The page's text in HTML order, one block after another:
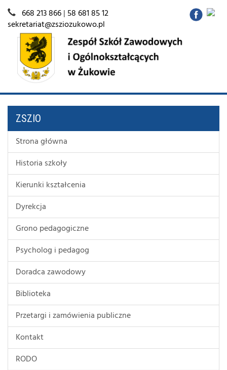
668 213 866| 58 681 85 12
sekretariat@zsziozukowo.pl
ZSZIO
Strona główna
Historia szkoły
Kierunki kształcenia
Dyrekcja
Grono pedagogiczne
Psycholog i pedagog
Doradca zawodowy
Biblioteka
Przetargi i zamówienia publiczne
Kontakt
RODO